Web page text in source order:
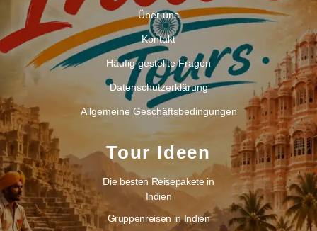
Über uns
Kontakt
Häufig gestellte Fragen
Datenschutzerklärung
Allgemeine Geschäftsbedingungen
Tour Ideen
Die besten Reisepakete in
Indien
Gruppenreisen in Indien